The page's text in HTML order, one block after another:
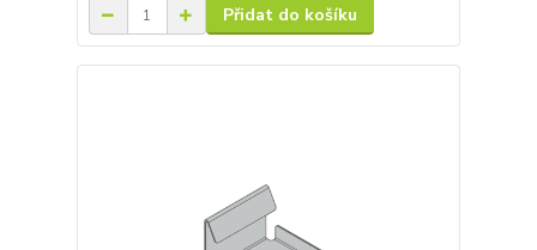
Přidat do košíku